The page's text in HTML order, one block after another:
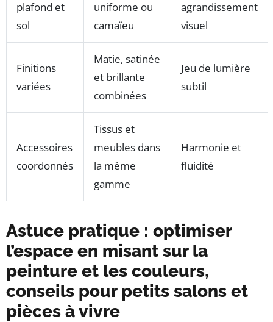
plafond et
sol
uniforme ou
camaïeu
agrandissement
visuel
Finitions
variées
Matie, satinée
et brillante
combinées
Jeu de lumière
subtil
Accessoires
coordonnés
Tissus et
meubles dans
la même
gamme
Harmonie et
fluidité
Astuce pratique : optimiser
l’espace en misant sur la
peinture et les couleurs,
conseils pour petits salons et
pièces à vivre